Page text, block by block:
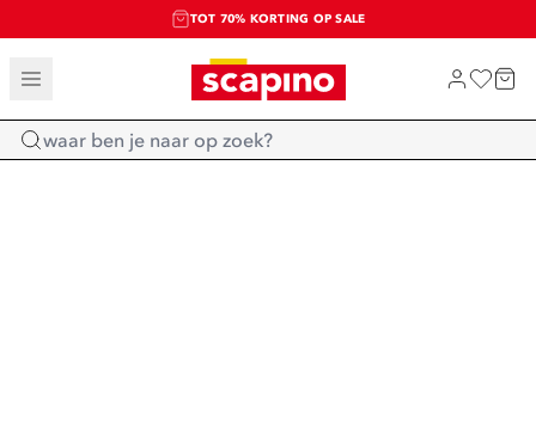
TOT 70% KORTING OP SALE
SALE: LAATSTE KANS!
SHOP NIEUW
Home